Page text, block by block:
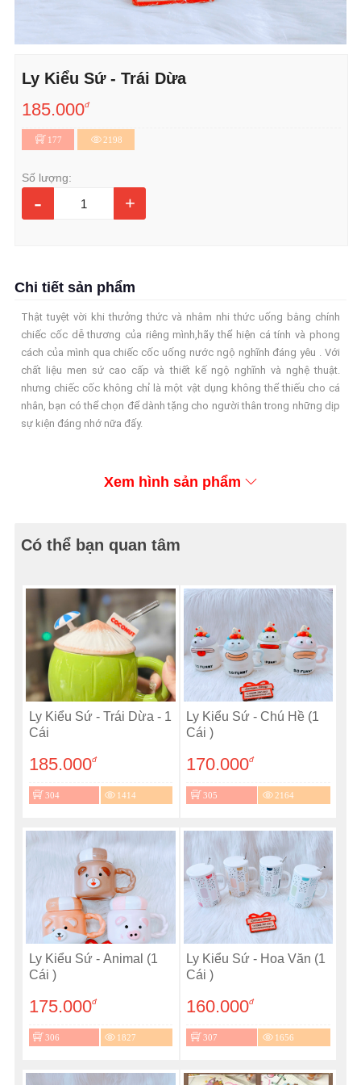
Ly Kiểu Sứ - Trái Dừa
185.000đ
177 2198
Số lượng:
- +
Chi tiết sản phẩm
Thật tuyệt vời khi thưởng thức và nhâm nhi thức uống bằng chính
chiếc cốc dễ thương của riêng mình,hãy thể hiện cá tính và phong
cách của mình qua chiếc cốc uống nước ngộ nghĩnh đáng yêu . Với
chất liệu men sứ cao cấp và thiết kế ngộ nghĩnh và nghệ thuật.
nhưng chiếc cốc không chỉ là một vật dụng không thể thiếu cho cá
nhân, bạn có thể chọn để dành tặng cho người thân trong những dịp
sự kiện đáng nhớ nữa đấy.
Xem hình sản phẩm
Có thể bạn quan tâm
Ly Kiểu Sứ - Trái Dừa - 1
Cái
185.000đ
304 1414
Ly Kiểu Sứ - Chú Hề (1
Cái )
170.000đ
305 2164
Ly Kiểu Sứ - Animal (1
Cái )
175.000đ
306 1827
Ly Kiểu Sứ - Hoa Văn (1
Cái )
160.000đ
307 1656